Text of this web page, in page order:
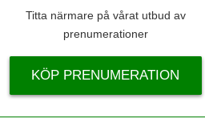
Titta närmare på vårat utbud av
prenumerationer
KÖP PRENUMERATION